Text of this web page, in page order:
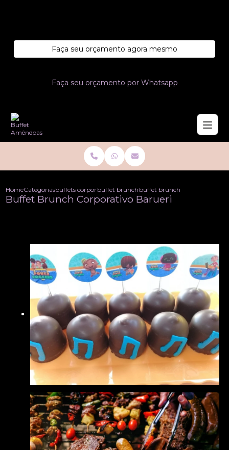
Faça seu orçamento agora mesmo
Faça seu orçamento por Whatsapp
HomeCategoriasbuffets corporativobuffet brunch corporativobuffet brunch corporativo
Buffet Brunch Corporativo Barueri